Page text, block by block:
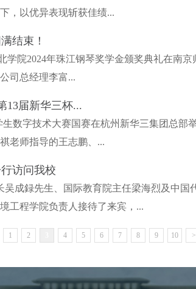
，以优异表现斩获佳绩...
结束！
学院2024年珠江钢琴奖学金颁奖典礼在南
司总经理李富...
13届新华三杯...
生数字技术大赛国赛在杭州新华三集团总
老师指导的王志鹏、...
访问我校
吴成録先生、国际教育院主任梁海烈及中
工程学院负责人接待了来宾，...
1 2 4 5 6 7 8 9 10 >